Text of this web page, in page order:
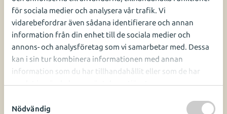
för sociala medier och analysera vår trafik. Vi
vidarebefordrar även sådana identifierare och annan
information från din enhet till de sociala medier och
annons- och analysföretag som vi samarbetar med. Dessa
kan i sin tur kombinera informationen med annan
information som du har tillhandahållit eller som de har
samlat in när du har använt deras tjänster.
Nödvändig